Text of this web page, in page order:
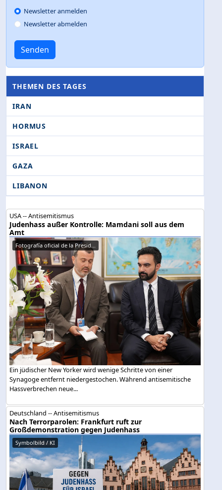
Newsletter anmelden
Newsletter abmelden
Senden
THEMEN DES TAGES
IRAN
HORMUS
ISRAEL
GAZA
LIBANON
USA -- Antisemitismus
Judenhass außer Kontrolle: Mamdani soll aus dem
Amt
Fotografía oficial de la Presid...
Ein jüdischer New Yorker wird wenige Schritte von einer
Synagoge entfernt niedergestochen. Während antisemitische
Hassverbrechen neue...
Deutschland -- Antisemitismus
Nach Terrorparolen: Frankfurt ruft zur
Großdemonstration gegen Judenhass
Symbolbild / KI